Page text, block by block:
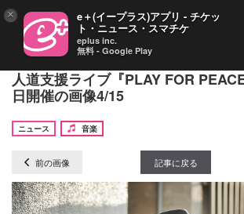
佐藤タイジ＆清春、SUGIZOらが参
人道支援ライブ『PLAY FOR
日開催の画像4/15
ニュース
音楽
前の画像 記事に戻る
× e＋(イープラス)アプリ - チケッ
ト・ニュース・スマチケ
eplus inc.
無料 - Google Play